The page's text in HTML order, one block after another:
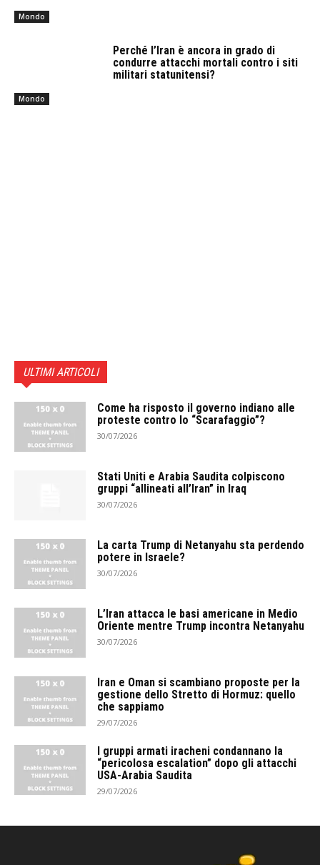
Mondo
Mondo
Perché l’Iran è ancora in grado di
condurre attacchi mortali contro i siti
militari statunitensi?
ULTIMI ARTICOLI
Come ha risposto il governo indiano alle
proteste contro lo “Scarafaggio”?
30/07/2026
Stati Uniti e Arabia Saudita colpiscono
gruppi “allineati all’Iran” in Iraq
30/07/2026
La carta Trump di Netanyahu sta perdendo
potere in Israele?
30/07/2026
L’Iran attacca le basi americane in Medio
Oriente mentre Trump incontra Netanyahu
30/07/2026
Iran e Oman si scambiano proposte per la
gestione dello Stretto di Hormuz: quello
che sappiamo
29/07/2026
I gruppi armati iracheni condannano la
“pericolosa escalation” dopo gli attacchi
USA-Arabia Saudita
29/07/2026